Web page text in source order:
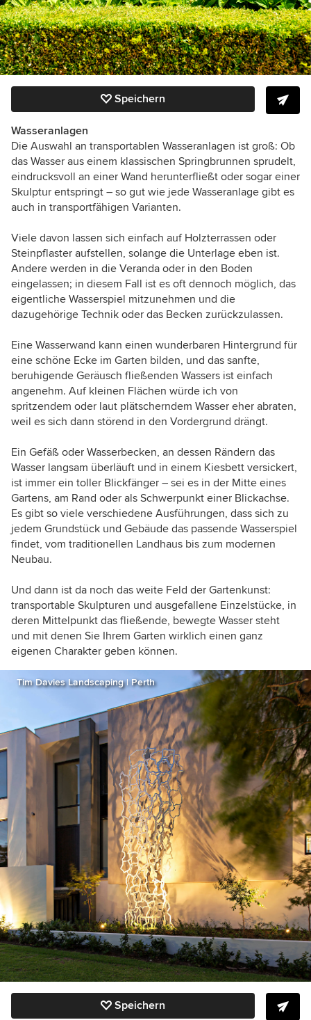
Speichern
Wasseranlagen
Die Auswahl an transportablen Wasseranlagen ist groß: Ob
das Wasser aus einem klassischen Springbrunnen sprudelt,
eindrucksvoll an einer Wand herunterfließt oder sogar einer
Skulptur entspringt – so gut wie jede Wasseranlage gibt es
auch in transportfähigen Varianten.
Viele davon lassen sich einfach auf Holzterrassen oder
Steinpflaster aufstellen, solange die Unterlage eben ist.
Andere werden in die Veranda oder in den Boden
eingelassen; in diesem Fall ist es oft dennoch möglich, das
eigentliche Wasserspiel mitzunehmen und die
dazugehörige Technik oder das Becken zurückzulassen.
Eine Wasserwand kann einen wunderbaren Hintergrund für
eine schöne Ecke im Garten bilden, und das sanfte,
beruhigende Geräusch fließenden Wassers ist einfach
angenehm. Auf kleinen Flächen würde ich von
spritzendem oder laut plätscherndem Wasser eher abraten,
weil es sich dann störend in den Vordergrund drängt.
Ein Gefäß oder Wasserbecken, an dessen Rändern das
Wasser langsam überläuft und in einem Kiesbett versickert,
ist immer ein toller Blickfänger – sei es in der Mitte eines
Gartens, am Rand oder als Schwerpunkt einer Blickachse.
Es gibt so viele verschiedene Ausführungen, dass sich zu
jedem Grundstück und Gebäude das passende Wasserspiel
findet, vom traditionellen Landhaus bis zum modernen
Neubau.
Und dann ist da noch das weite Feld der Gartenkunst:
transportable Skulpturen und ausgefallene Einzelstücke, in
deren Mittelpunkt das fließende, bewegte Wasser steht
und mit denen Sie Ihrem Garten wirklich einen ganz
eigenen Charakter geben können.
Tim Davies Landscaping | Perth
Speichern